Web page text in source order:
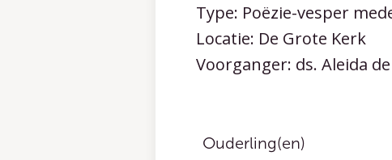
Type: Poëzie-vesper
Locatie: De Grote Kerk
Voorganger: ds. Aleida
Ouderling(en)